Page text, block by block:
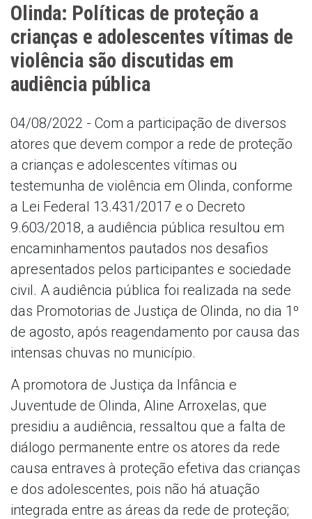
Olinda: Políticas de proteção a
crianças e adolescentes vítimas de
violência são discutidas em
audiência pública
04/08/2022 - Com a participação de diversos
atores que devem compor a rede de proteção
a crianças e adolescentes vítimas ou
testemunha de violência em Olinda, conforme
a Lei Federal 13.431/2017 e o Decreto
9.603/2018, a audiência pública resultou em
encaminhamentos pautados nos desafios
apresentados pelos participantes e sociedade
civil. A audiência pública foi realizada na sede
das Promotorias de Justiça de Olinda, no dia 1º
de agosto, após reagendamento por causa das
intensas chuvas no município.
A promotora de Justiça da Infância e
Juventude de Olinda, Aline Arroxelas, que
presidiu a audiência, ressaltou que a falta de
diálogo permanente entre os atores da rede
causa entraves à proteção efetiva das crianças
e dos adolescentes, pois não há atuação
integrada entre as áreas da rede de proteção;